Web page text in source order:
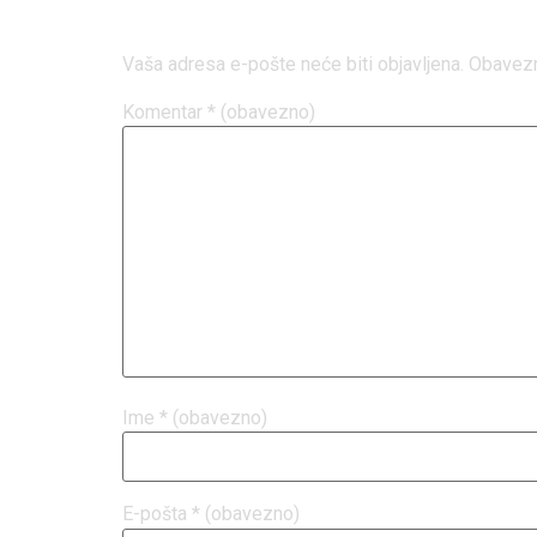
Vaša adresa e-pošte neće biti objavljena.
Komentar * (obavezno)
Ime * (obavezno)
E-pošta * (obavezno)